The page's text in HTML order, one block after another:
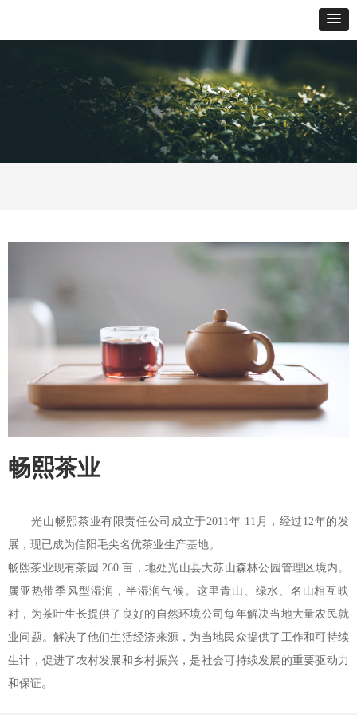
畅熙茶业
光山畅熙茶业有限责任公司成立于2011年 11月，经过12年的发
展，现已成为信阳毛尖名优茶业生产基地。
畅熙茶业现有茶园 260 亩，地处光山县大苏山森林公园管理区境内。
属亚热带季风型湿润，半湿润气候。这里青山、绿水、名山相互映
衬，为茶叶生长提供了良好的自然环境公司每年解决当地大量农民就
业问题。解决了他们生活经济来源，为当地民众提供了工作和可持续
生计，促进了农村发展和乡村振兴，是社会可持续发展的重要驱动力
和保证。